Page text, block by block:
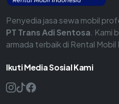
Penyedia jasa sewa mobil
PT Trans Adi Sentosa .
armada terbaik di Rental Mobil
Ikuti Media Sosial Kami